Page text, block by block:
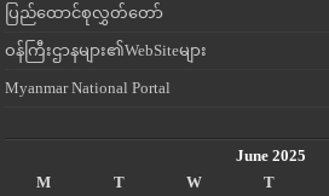
ပြည်ထောင်စုလွှတ်တော်
ဝန်ကြီးဌာနများ၏WebSiteများ
Myanmar National Portal
June 2025
M
T W T